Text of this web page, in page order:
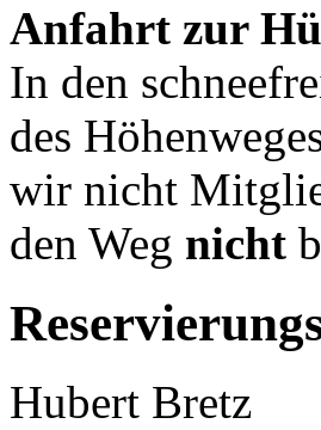
Anfahrt zur
In den
des
wir nicht
den Weg nicht
Hubert Bretz